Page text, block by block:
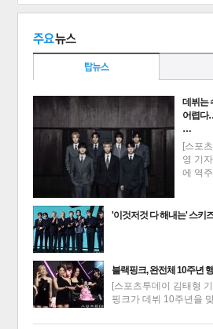
유 로그
최신뉴스
데뷔는
어렵다
…
[스포
영 기
에 역
'이것저것 다 해내는' 스키
블랙핑크, 완전체 10주년
[스포츠투데이 김태형
핑크가 데뷔 10주년을